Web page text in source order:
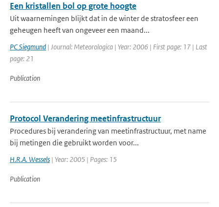
Een kristallen bol op grote hoogte
Uit waarnemingen blijkt dat in de winter de stratosfeer een
geheugen heeft van ongeveer een maand...
PC Siegmund | Journal: Meteorologica | Year: 2006 | First page: 17 | Last
page: 21
Publication
Protocol Verandering meetinfrastructuur
Procedures bij verandering van meetinfrastructuur, met name
bij metingen die gebruikt worden voor...
H.R.A. Wessels | Year: 2005 | Pages: 15
Publication